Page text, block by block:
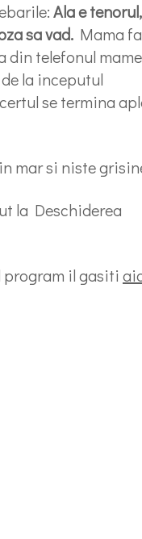
Ala e
sa vad. Mama
telefonul
la inceputul
se termina
mar si niste
la Deschiderea
program il gasiti